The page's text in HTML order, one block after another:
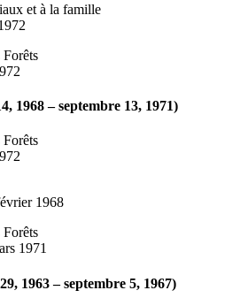
et à la famille
Forêts
1968 – septembre 13, 1971)
Forêts
1968
Forêts
1971
1963 – septembre 5, 1967)